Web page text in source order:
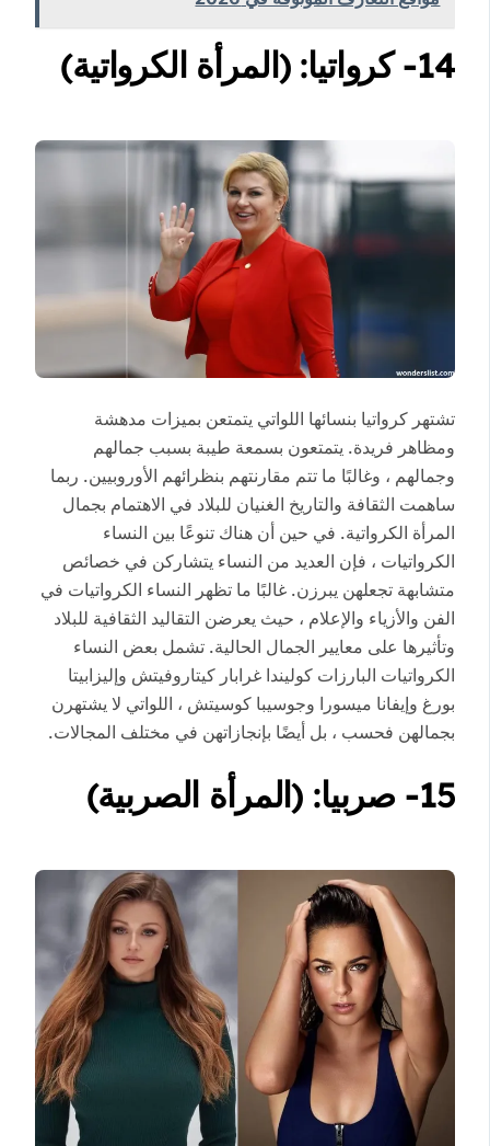
14- كرواتيا: (المرأة الكرواتية)
تشتهر كرواتيا بنسائها اللواتي يتمتعن بميزات مدهشة
ومظاهر فريدة. يتمتعون بسمعة طيبة بسبب جمالهم
وجمالهم ، وغالبًا ما تتم مقارنتهم بنظرائهم الأوروبيين. ربما
ساهمت الثقافة والتاريخ الغنيان للبلاد في الاهتمام بجمال
المرأة الكرواتية. في حين أن هناك تنوعًا بين النساء
الكرواتيات ، فإن العديد من النساء يتشاركن في خصائص
متشابهة تجعلهن يبرزن. غالبًا ما تظهر النساء الكرواتيات في
الفن والأزياء والإعلام ، حيث يعرضن التقاليد الثقافية للبلاد
وتأثيرها على معايير الجمال الحالية. تشمل بعض النساء
الكرواتيات البارزات كوليندا غرابار كيتاروفيتش وإليزابيتا
بورغ وإيفانا ميسورا وجوسيبا كوسيتش ، اللواتي لا يشتهرن
بجمالهن فحسب ، بل أيضًا بإنجازاتهن في مختلف المجالات.
15- صربيا: (المرأة الصربية)